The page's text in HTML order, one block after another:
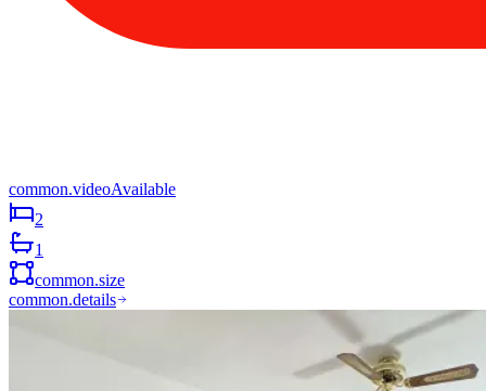
common.videoAvailable
2
1
common.size
common.details